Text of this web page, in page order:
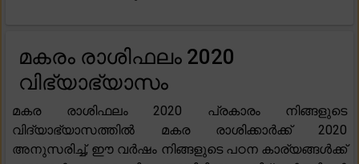
മകരം രാശിഫലം 2020
വിഭ്യാഭ്യാസം
മകര രാശിഫലം 2020 പ്രകാരം നിങ്ങളുടെ
വിദ്യാഭ്യാസത്തിൽ മകര രാശിക്കാർക്ക് 2020
അനുസരിച്ച്, ഈ വർഷം നിങ്ങളുടെ പഠന കാര്യങ്ങൾക്ക്